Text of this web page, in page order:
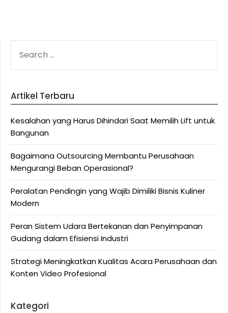
FOR:
Artikel Terbaru
Kesalahan yang Harus Dihindari Saat Memilih Lift untuk
Bangunan
Bagaimana Outsourcing Membantu Perusahaan
Mengurangi Beban Operasional?
Peralatan Pendingin yang Wajib Dimiliki Bisnis Kuliner
Modern
Peran Sistem Udara Bertekanan dan Penyimpanan
Gudang dalam Efisiensi Industri
Strategi Meningkatkan Kualitas Acara Perusahaan dan
Konten Video Profesional
Kategori